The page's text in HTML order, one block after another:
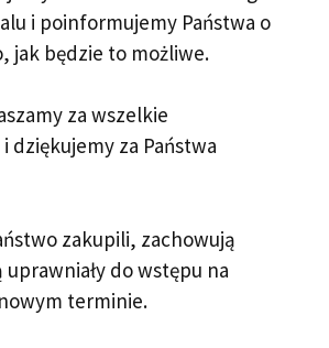
i poinformujemy Państwa o
jak będzie to możliwe.
za wszelkie
dziękujemy za Państwa
zakupili, zachowują
uprawniały do wstępu na
terminie.